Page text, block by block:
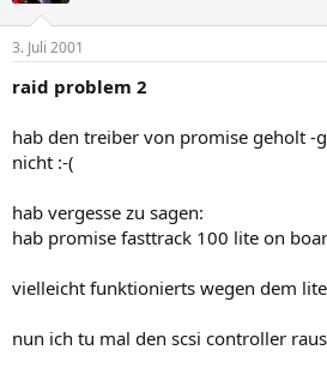
3. Juli 2001
raid problem 2
hab den treiber von promise geholt -
nicht :-(
hab vergesse zu sagen:
hab promise fasttrack 100 lite on
vielleicht funktionierts wegen dem
nun ich tu mal den scsi controller